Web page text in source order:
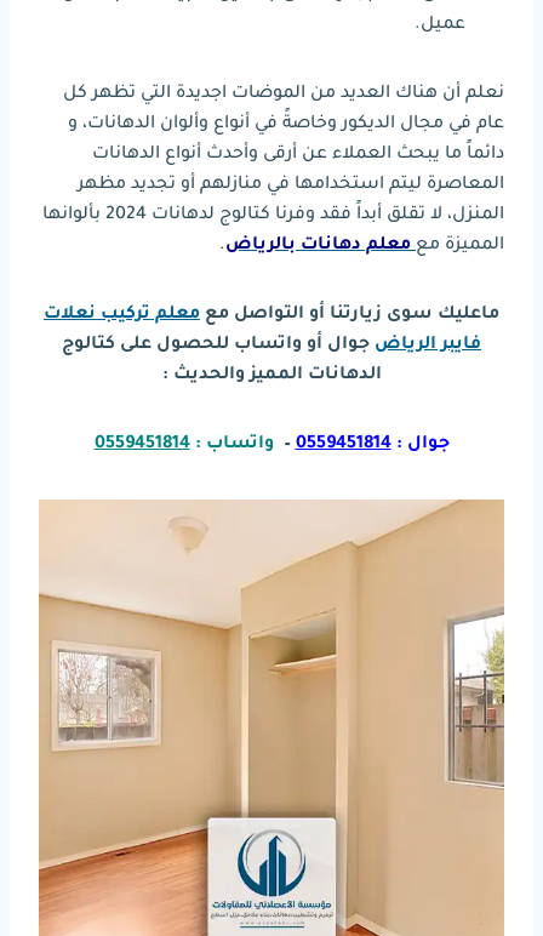
عميل.
نعلم أن هناك العديد من الموضات اجديدة التي تظهر كل
عام في مجال الديكور وخاصةً في أنواع وألوان الدهانات، و
دائماً ما يبحث العملاء عن أرقى وأحدث أنواع الدهانات
المعاصرة ليتم استخدامها في منازلهم أو تجديد مظهر
المنزل، لا تقلق أبداً فقد وفرنا كتالوج لدهانات 2024 بألوانها
المميزة مع معلم دهانات بالرياض.
ماعليك سوى زيارتنا أو التواصل مع معلم تركيب نعلات
فايبر الرياض جوال أو واتساب للحصول على كتالوج
الدهانات المميز والحديث :
جوال :0559451814
– واتساب :0559451814